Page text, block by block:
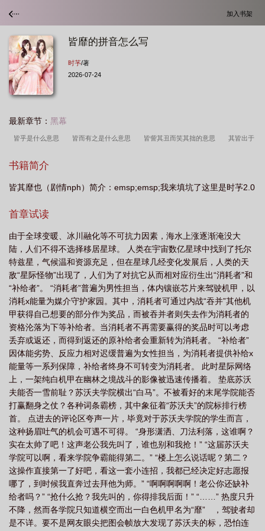
加入书架
皆靡的拼音怎么写
时芧/著
2026-07-24
最新章节： 黑幕
皆乎是什么意思 皆而有之是什么意思 皆訾其丑而笑其拙的意思 其皆出于
文学-御书屋手机阅读
不伤于患翻译 皆从其朔是什么意思 皆其靡也(剧情np) 作者时 其皆出于此
的其翻译 皆得其宜的其是什么意思 皆靡的拼音怎么写 皆亦是什么意
思 皆反 其皆出于此乎的意思 皆出其下的意思 皆畴其庸 皆得其宜的
皆是什么意思 皆靡怎么读 皆尽其能翻译 皆欲其寿乐而不伤于患此君子之富
也的翻译 皆訾其丑而笑其拙是什么意思 皆即其渠率而用之翻译 其故何也的
故是什么意思 皆其靡也(剧情) 其皆出于此乎
书籍简介
皆其靡也（剧情nph）简介：emsp;emsp;我来填坑了这里是时芧2.0
首章试读
由于全球变暖、冰川融化等不可抗力因素，海水上涨逐渐淹没大
陆，人们不得不选择移居星球。 人类在宇宙数亿星球中找到了托尔
特兹星，气候温和资源充足，但在星球几经变化发展后，人类的天
敌“星际怪物”出现了，人们为了对抗它从而相对应衍生出“消耗者”和
“补给者”。 “消耗者”普遍为男性担当，体内镶嵌芯片来驾驶机甲，以
消耗x能量为媒介守护家园。其中，消耗者可通过内战“吞并”其他机
甲获得自己想要的部分作为奖品，而被吞并者则失去作为消耗者的
资格沦落为下等补给者。当消耗者不再需要赢得的奖品时可以考虑
丢弃或返还，而得到返还的原补给者会重新转为消耗者。 “补给者”
因体能劣势、反应力相对迟缓普遍为女性担当，为消耗者提供补给x
能量等一系列保障，补给者终身不可转变为消耗者。 此时星际网络
上，一架纯白机甲在幽林之境战斗的影像被迅速传播着。 垫底苏沃
夫能否一雪前耻？苏沃夫学院横出“白马”。不被看好的末尾学院能否
打赢翻身之仗？各种词条霸榜，其中象征着“苏沃夫”的院标排行榜
首。 点进去的评论区夸声一片，毕竟对于苏沃夫学院的学生而言，
这种扬眉吐气的机会可遇不可得。 “身形潇洒、刀法利落，这谁啊？
实在太帅了吧！这声老公我先叫了，谁也别和我抢！” “这届苏沃夫
学院可以啊，看来学院争霸能得第二。” “楼上怎么说话呢？第二？
这操作直接第一了好吧，看这一套小连招，我都已经决定好志愿报
哪了，到时候我直奔过去拜他为师。” “啊啊啊啊啊！老公你还缺补
给者吗？” “抢什么抢？我先叫的，你得排我后面！” “……” 热度只升
不降，然而各学院只知道横空而出一白色机甲名为“靡” ，驾驶者却
是不详。要不是网友眼尖把图会帧放大发现了苏沃夫的标，恐怕连